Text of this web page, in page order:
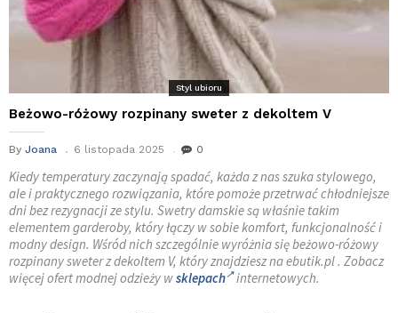
Styl ubioru
Beżowo-różowy rozpinany sweter z dekoltem V
By Joana 6 listopada 2025 0
Kiedy temperatury zaczynają spadać, każda z nas szuka stylowego,
ale i praktycznego rozwiązania, które pomoże przetrwać chłodniejsze
dni bez rezygnacji ze stylu. Swetry damskie są właśnie takim
elementem garderoby, który łączy w sobie komfort, funkcjonalność i
modny design. Wśród nich szczególnie wyróżnia się beżowo-różowy
rozpinany sweter z dekoltem V, który znajdziesz na ebutik.pl . Zobacz
więcej ofert modnej odzieży wsklepach internetowych.